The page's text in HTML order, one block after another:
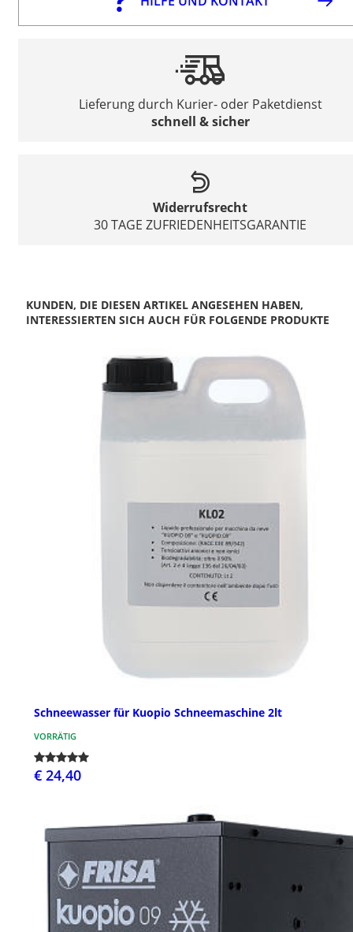
Lieferung durch Kurier- oder Paketdienst
schnell & sicher
Widerrufsrecht
30 TAGE ZUFRIEDENHEITSGARANTIE
KUNDEN, DIE DIESEN ARTIKEL ANGESEHEN HABEN,
INTERESSIERTEN SICH AUCH FÜR FOLGENDE PRODUKTE
Schneewasser für Kuopio Schneemaschine 2lt
VORRÄTIG
€ 24,40